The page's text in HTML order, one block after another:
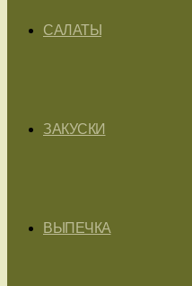
САЛАТЫ
ЗАКУСКИ
ВЫПЕЧКА